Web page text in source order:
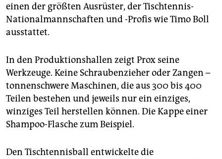
einen der größten Ausrüster, der Tischtennis-
Nationalmannschaften und -Profis wie Timo Boll
ausstattet.
In den Produktionshallen zeigt Prox seine
Werkzeuge. Keine Schraubenzieher oder Zangen –
tonnenschwere Maschinen, die aus 300 bis 400
Teilen bestehen und jeweils nur ein einziges,
winziges Teil herstellen können. Die Kappe einer
Shampoo-Flasche zum Beispiel.
Den Tischtennisball entwickelte die